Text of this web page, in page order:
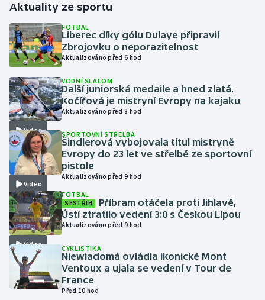
Golf
Gymnastika
Házená
Jezdectví
Judo
Krasobruslení
Lezení
Lyže a snowboard
Moderní pětiboj
Motorsport
Olympijské hry
Aktuality ze sportu
FOTBAL
Liberec díky gólu Dulaye připravil
Zbrojovku o neporazitelnost
Aktualizováno před 6 hod
Video
VODNÍ SLALOM
Další juniorská medaile a hned zlatá.
Kočířová je mistryní Evropy na kajaku
Aktualizováno před 8 hod
Video
SPORTOVNÍ STŘELBA
Šindlerová vybojovala titul mistryně
Evropy do 23 let ve střelbě ze sportovní
pistole
Aktualizováno před 9 hod
Video
FOTBAL
SESTŘIH
Příbram otáčela proti Jihlavě,
Ústí ztratilo vedení 3:0 s Českou Lípou
Aktualizováno před 9 hod
CYKLISTIKA
Niewiadomá ovládla ikonické Mont
Ventoux a ujala se vedení v Tour de
France
Před 10 hod